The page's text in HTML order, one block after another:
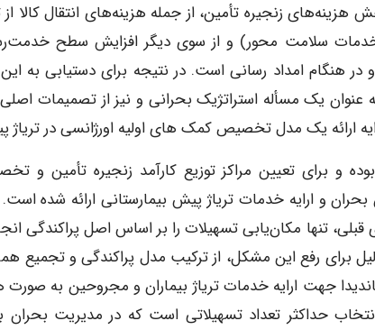
هزینه‌های زنجیره ‌تأمین، از جمله هزینه‌های انتقال کالا از
خدمات سلامت محور) و از سوی دیگر افزایش سطح
در هنگام امداد رسانی است. در نتیجه برای دستیابی به
ارائه یک مدل تخصیص کمک های اولیه اورژانسی در تریاژ
و برای تعیین مراکز توزیع کارآمد زنجیره تأمین و
بحران و ارایه خدمات تریاژ پیش بیمارستانی ارائه
تنها مکان‌یابی تسهیلات را بر اساس اصل پراکندگی
برای رفع این مشکل، از ترکیب مدل پراکندگی و تجمیع
حداکثر تعداد تسهیلاتی است که در مدیریت بحران